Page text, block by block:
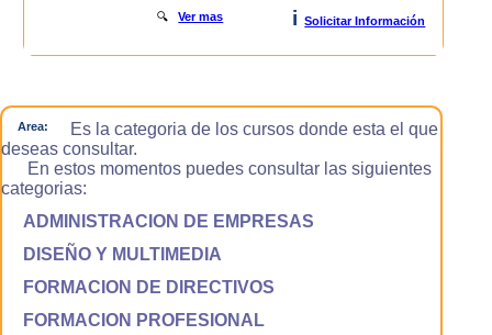
🔍Ver mas i Solicitar Información
Area:
Es la categoria de los cursos donde esta el que
deseas consultar.
En estos momentos puedes consultar las siguientes
categorias:
ADMINISTRACION DE EMPRESAS
DISEÑO Y MULTIMEDIA
FORMACION DE DIRECTIVOS
FORMACION PROFESIONAL